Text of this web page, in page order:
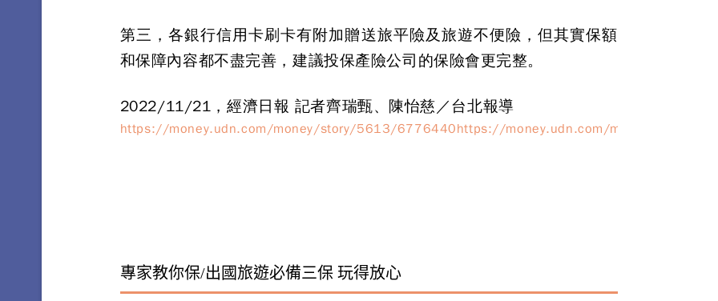
第三，各銀行信用卡刷卡有附加贈送旅平險及旅遊不便險，但其實保額
和保障內容都不盡完善，建議投保產險公司的保險會更完整。
2022/11/21，經濟日報 記者齊瑞甄、陳怡慈／台北報導
https://money.udn.com/money/story/5613/6776440https://money.udn.com/money/story/
專家教你保/出國旅遊必備三保 玩得放心